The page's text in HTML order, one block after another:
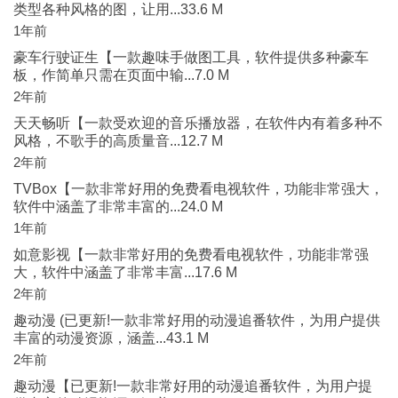
类型各种风格的图，让用...33.6 M
1年前
豪车行驶证生【一款趣味手做图工具，软件提供多种豪车
板，作简单只需在页面中输...7.0 M
2年前
天天畅听【一款受欢迎的音乐播放器，在软件内有着多种不
风格，不歌手的高质量音...12.7 M
2年前
TVBox【一款非常好用的免费看电视软件，功能非常强大，
软件中涵盖了非常丰富的...24.0 M
1年前
如意影视【一款非常好用的免费看电视软件，功能非常强
大，软件中涵盖了非常丰富...17.6 M
2年前
趣动漫 (已更新!一款非常好用的动漫追番软件，为用户提供
丰富的动漫资源，涵盖...43.1 M
2年前
趣动漫【已更新!一款非常好用的动漫追番软件，为用户提